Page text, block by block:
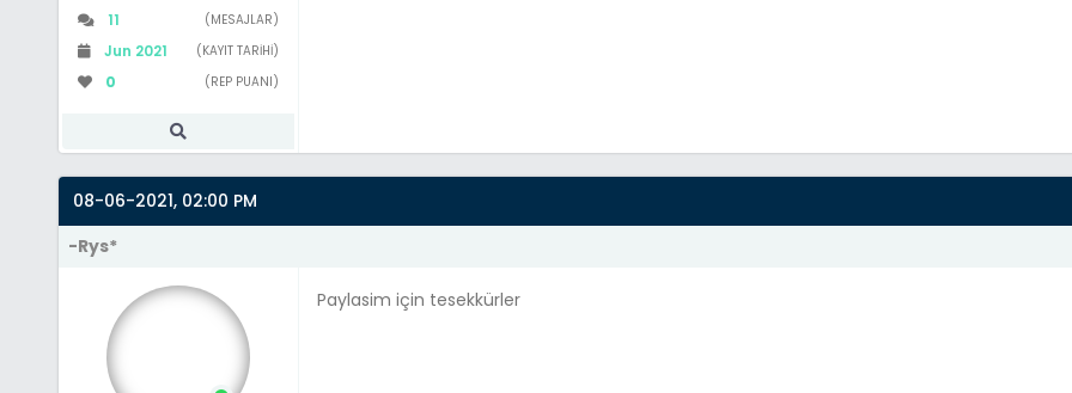
11 (MESAJLAR)
Jun 2021 (KAYIT TARIHI)
0 (REP PUANI)
08-06-2021, 02:00 PM
-Rys*
Paylasim için tesekkürler